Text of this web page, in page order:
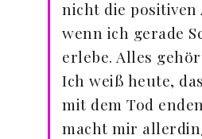
nicht die positiven
wenn ich gerade
erlebe. Alles
Ich weiß heute,
mit dem Tod
macht mir